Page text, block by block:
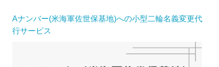
Aナンバー(米海軍佐世保基地)への小型二輪名義変更代
行サービス